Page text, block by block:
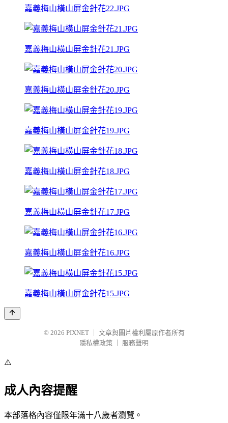
嘉義梅山橫山屏金針花22.JPG
嘉義梅山橫山屏金針花21.JPG
嘉義梅山橫山屏金針花20.JPG
嘉義梅山橫山屏金針花19.JPG
嘉義梅山橫山屏金針花18.JPG
嘉義梅山橫山屏金針花17.JPG
嘉義梅山橫山屏金針花16.JPG
嘉義梅山橫山屏金針花15.JPG
© 2026 PIXNET
文章與圖片權利屬原作者所有
隱私權政策
服務聲明
⚠️
成人內容提醒
本部落格內容僅限年滿十八歲者瀏覽。